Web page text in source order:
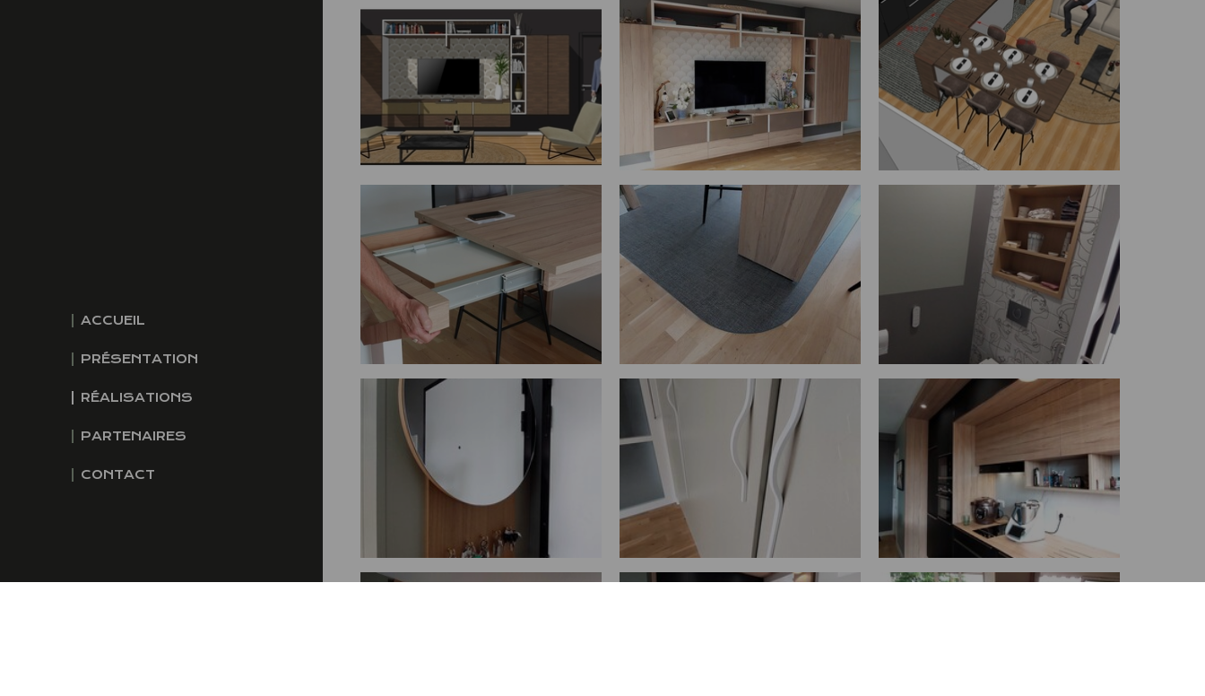
ACCUEIL
PRÉSENTATION
RÉALISATIONS
PARTENAIRES
CONTACT